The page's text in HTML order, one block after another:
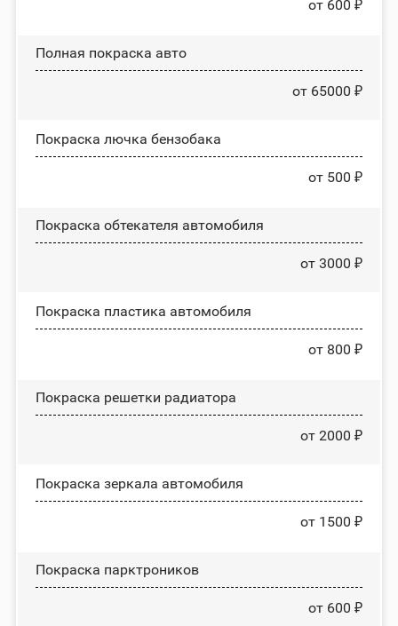
от 600 ₽
Полная покраска авто
от 65000 ₽
Покраска лючка бензобака
от 500 ₽
Покраска обтекателя автомобиля
от 3000 ₽
Покраска пластика автомобиля
от 800 ₽
Покраска решетки радиатора
от 2000 ₽
Покраска зеркала автомобиля
от 1500 ₽
Покраска парктроников
от 600 ₽